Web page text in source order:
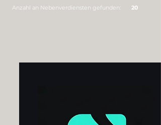
Anzahl an Nebenverdiensten gefunden: 20